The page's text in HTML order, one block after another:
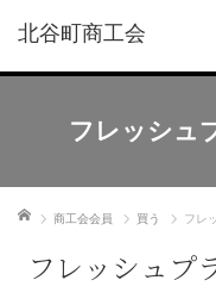
北谷町商工会
フレッシュ
ホーム 商工会会員 買う フレ
フレッシュプ